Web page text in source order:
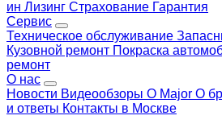
ин Лизинг Страхование Гарантия
Сервис
Техническое обслуживание
Кузовной ремонт Покраска
ремонт
О нас
Новости Видеообзоры О Major О
и ответы Контакты в Москве